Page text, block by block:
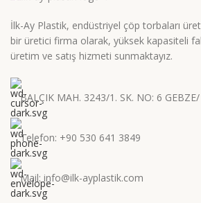
İlk-Ay Plastik, endüstriyel çöp torbaları
bir üretici firma olarak, yüksek kapasiteli
üretim ve satış hizmeti sunmaktayız.
BALÇIK MAH. 3243/1. SK. NO: 6 GEBZE/
Telefon: +90 530 641 3849
Mail: info@ilk-ayplastik.com